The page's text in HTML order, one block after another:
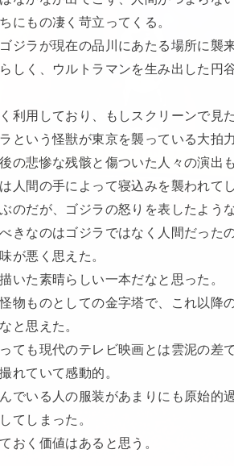
にもの凄く苛立ってくる。
ジラが現在の品川にあたる場所に襲
しく、ウルトラマンを生み出した円
利用しており、もしスクリーンで見
という怪獣が東京を襲っている大
の悲惨な残骸と傷ついた人々の演出
人間の手によって寝込みを襲われて
のだが、ゴジラの怒りを表したよう
きなのはゴジラではなく人間だった
が悪く思えた。
いた素晴らしい一本だなと思った。
物ものとしての金字塔で、これ以降
と思えた。
ても現代のテレビ映画とは雲泥の差
れていて感動的。
でいる人の服装があまりにも原始的
てしまった。
おく価値はあると思う。